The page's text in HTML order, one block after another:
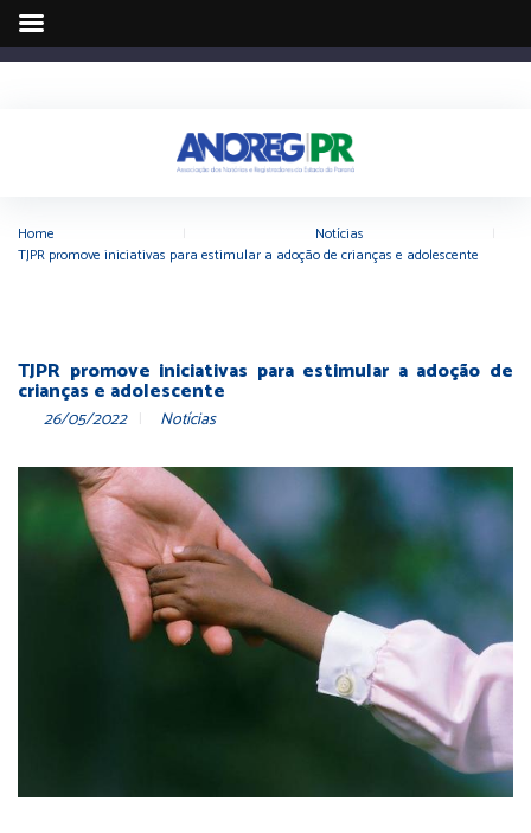
Home Notícias
TJPR promove iniciativas para estimular a adoção de crianças e adolescente
TJPR promove iniciativas para estimular a adoção de
crianças e adolescente
26/05/2022 Notícias